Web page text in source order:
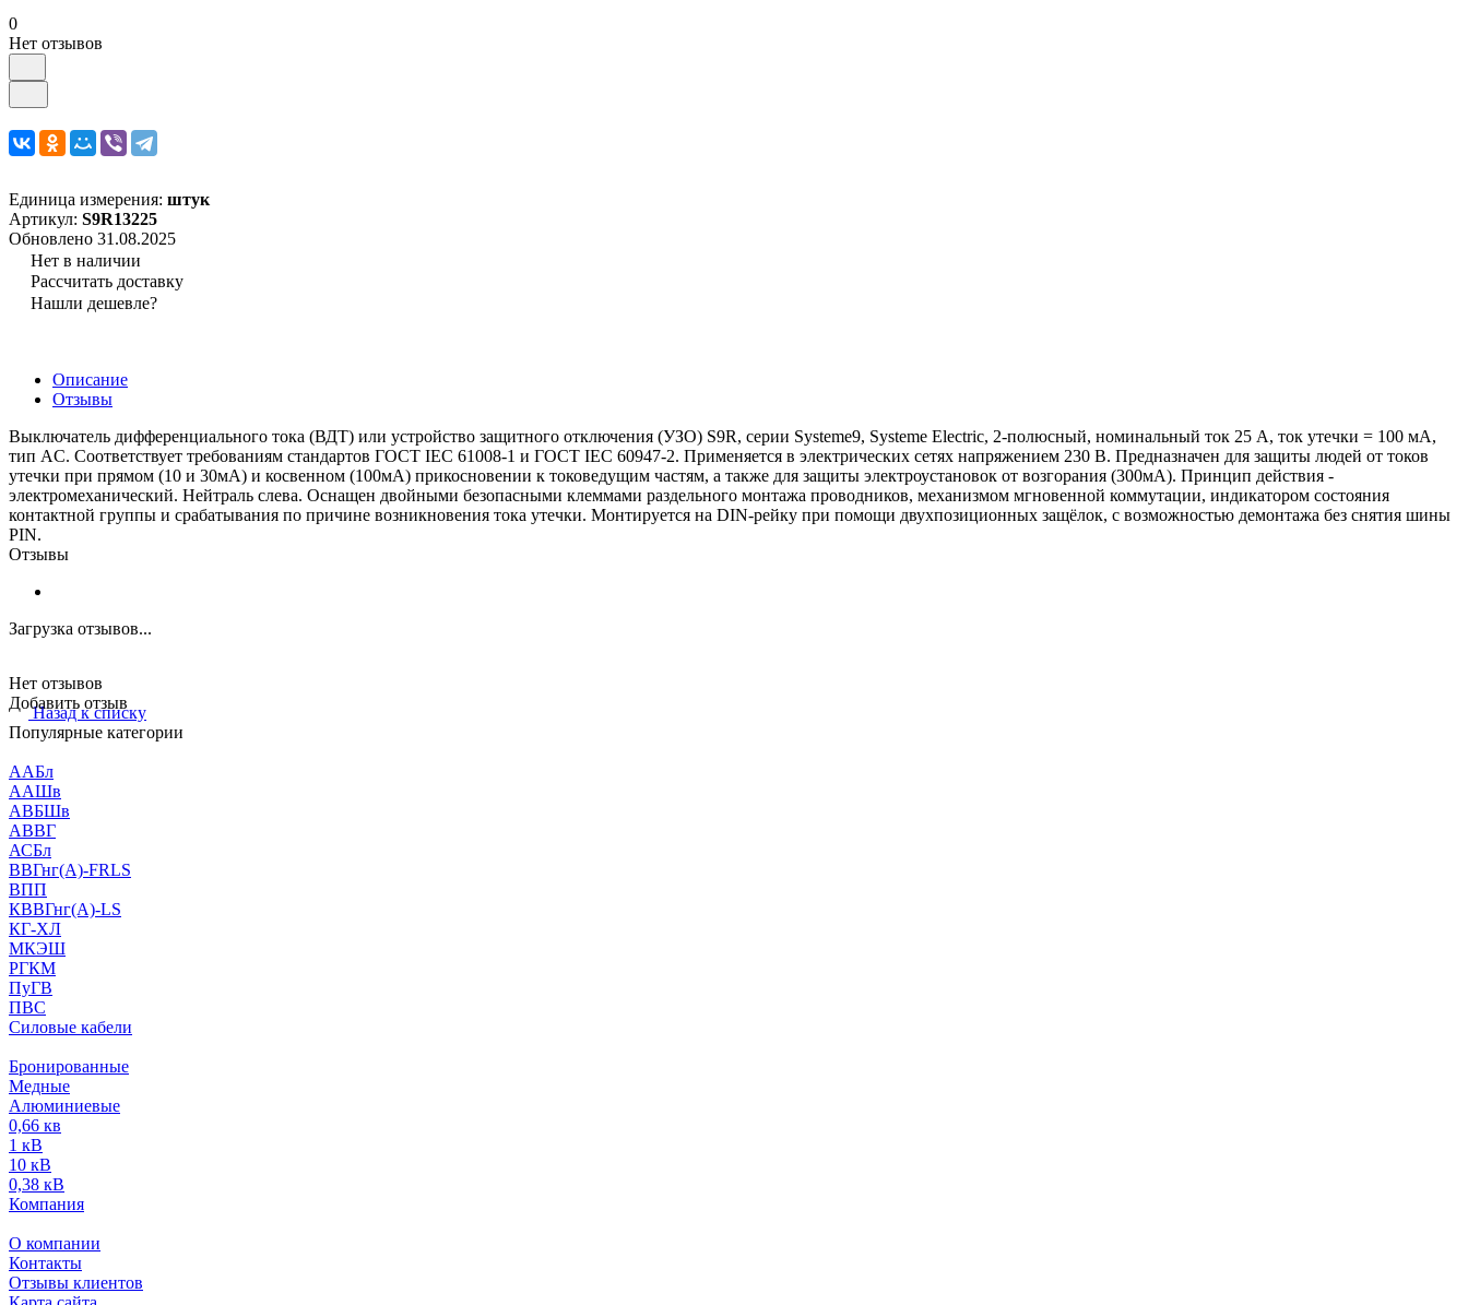
0
Нет отзывов
Единица измерения: штук
Артикул: S9R13225
Обновлено 31.08.2025
Нет в наличии
Рассчитать доставку
Нашли дешевле?
Описание
Отзывы
Выключатель дифференциального тока (ВДТ) или устройство защитного отключения (УЗО) S9R, серии Systeme9, Systeme Electric, 2-полюсный, номинальный ток 25 А, ток утечки = 100 мА,
тип AC. Соответствует требованиям стандартов ГОСТ IEC 61008-1 и ГОСТ IEC 60947-2. Применяется в электрических сетях напряжением 230 В. Предназначен для защиты людей от токов
утечки при прямом (10 и 30мА) и косвенном (100мА) прикосновении к токоведущим частям, а также для защиты электроустановок от возгорания (300мА). Принцип действия -
электромеханический. Нейтраль слева. Оснащен двойными безопасными клеммами раздельного монтажа проводников, механизмом мгновенной коммутации, индикатором состояния
контактной группы и срабатывания по причине возникновения тока утечки. Монтируется на DIN-рейку при помощи двухпозиционных защёлок, с возможностью демонтажа без снятия шины
PIN.
Отзывы
Загрузка отзывов...
Нет отзывов
Добавить отзыв
Назад к списку
Популярные категории
ААБл
ААШв
АВБШв
АВВГ
АСБл
ВВГнг(А)-FRLS
ВПП
КВВГнг(А)-LS
КГ-ХЛ
МКЭШ
РГКМ
ПуГВ
ПВС
Силовые кабели
Бронированные
Медные
Алюминиевые
0,66 кв
1 кВ
10 кВ
0,38 кВ
Компания
О компании
Контакты
Отзывы клиентов